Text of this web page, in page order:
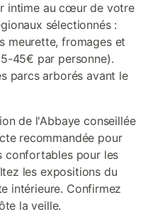
intime au cœur de votre
sélectionnés :
meurette, fromages et
45€ par personne).
parcs arborés avant le
de l'Abbaye conseillée
recommandée pour
confortables pour les
les expositions du
intérieure. Confirmez
la veille.